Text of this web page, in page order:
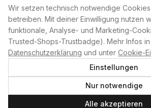
Wir setzen technisch notwendige
betreiben. Mit deiner Einwilligung nutzen
funktionale, Analyse- und Marketing-
Trusted-Shops-Trustbadge). Mehr Infos
Datenschutzerklärung und unter Cookie-
Einstellungen
Nur notwendige
Alle akzeptieren
+49 234 687 00 38
shop@plan-b-funsport.de
Sichere Zahlung mit:
©2026Plan B. Alle Rechte